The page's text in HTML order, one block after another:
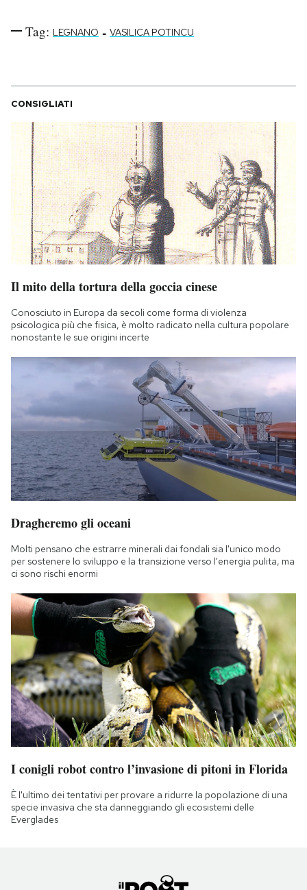
Tag: LEGNANO - VASILICA POTINCU
CONSIGLIATI
Il mito della tortura della goccia cinese
Conosciuto in Europa da secoli come forma di violenza
psicologica più che fisica, è molto radicato nella cultura popolare
nonostante le sue origini incerte
Dragheremo gli oceani
Molti pensano che estrarre minerali dai fondali sia l'unico modo
per sostenere lo sviluppo e la transizione verso l'energia pulita, ma
ci sono rischi enormi
I conigli robot contro l’invasione di pitoni in Florida
È l'ultimo dei tentativi per provare a ridurre la popolazione di una
specie invasiva che sta danneggiando gli ecosistemi delle
Everglades